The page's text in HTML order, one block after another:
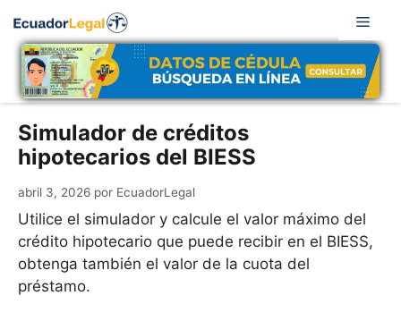
contenido
Simulador de créditos
hipotecarios del BIESS
abril 3, 2026 por EcuadorLegal
Utilice el simulador y calcule el valor máximo del
crédito hipotecario que puede recibir en el BIESS,
obtenga también el valor de la cuota del
préstamo.